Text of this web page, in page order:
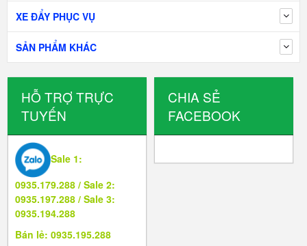
XE ĐẨY PHỤC VỤ
SẢN PHẨM KHÁC
HỖ TRỢ TRỰC
TUYẾN
Sale 1:
0935.179.288 / Sale 2:
0935.197.288 / Sale 3:
0935.194.288
Bán lẻ: 0935.195.288
CHIA SẺ
FACEBOOK